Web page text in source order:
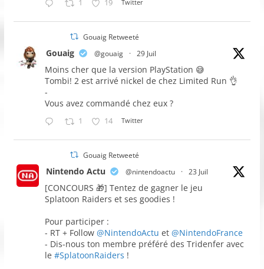
1 19 Twitter
Gouaig Retweeté
Gouaig @gouaig · 29 Juil
Moins cher que la version PlayStation 😅
Tombi! 2 est arrivé nickel de chez Limited Run 👌
-
Vous avez commandé chez eux ?
1 14 Twitter
Gouaig Retweeté
Nintendo Actu @nintendoactu · 23 Juil
[CONCOURS 🎁] Tentez de gagner le jeu
Splatoon Raiders et ses goodies !
Pour participer :
- RT + Follow @NintendoActu et @NintendoFrance
- Dis-nous ton membre préféré des Tridenfer avec
le #SplatoonRaiders !